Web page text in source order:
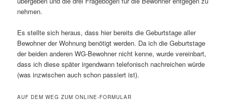
nehmen.
Es stellte sich heraus, dass hier bereits die Geburtstage aller
Bewohner der Wohnung benötigt werden. Da ich die Geburtstage
der beiden anderen WG-Bewohner nicht kenne, wurde vereinbart,
dass ich diese später irgendwann telefonisch nachreichen würde
(was inzwischen auch schon passiert ist).
AUF DEM WEG ZUM ONLINE-FORMULAR